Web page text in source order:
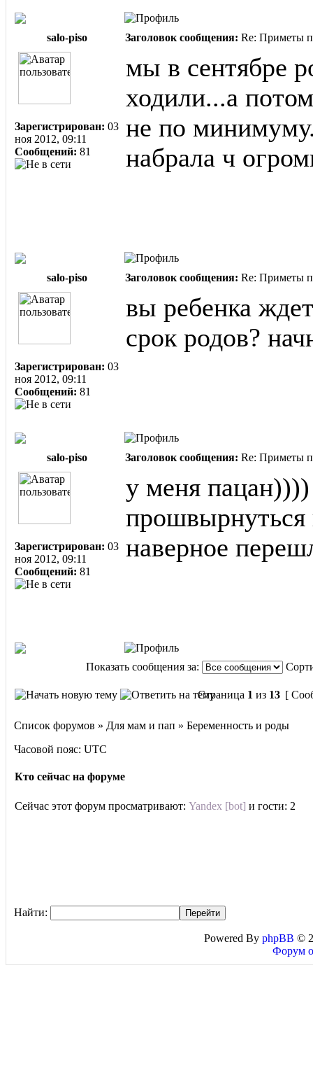
salo-piso Заголовок сообщения: Re: Приметы
Зарегистрирован: 03
ноя 2012, 09:11
Сообщений: 81
мы в сентябре
ходили...а
не по
набрала ч
salo-piso Заголовок сообщения: Re: Приметы
Зарегистрирован: 03
ноя 2012, 09:11
Сообщений: 81
вы ребенка
срок родов?
salo-piso Заголовок сообщения: Re: Приметы
Зарегистрирован: 03
ноя 2012, 09:11
Сообщений: 81
у меня
прошвырнуться
наверное
Показать сообщения за:
Страница 1 из 13 [
Список форумов » Для мам и пап » Беременность и роды
Часовой пояс: UTC
Кто сейчас на форуме
Сейчас этот форум просматривают: Yandex [bot] и гости: 2
Найти:
Powered By phpBB ©
Форум о